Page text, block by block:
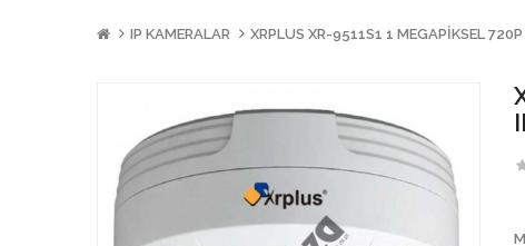
IP KAMERALAR XRPLUS XR-9511S1 1 MEGAPIKSEL 720P